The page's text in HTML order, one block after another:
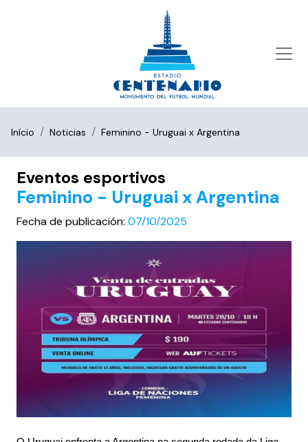
Início Noticias Feminino - Uruguai x Argentina
Eventos esportivos
Feminino - Uruguai x Argentina
Fecha de publicación: 07/10/2025